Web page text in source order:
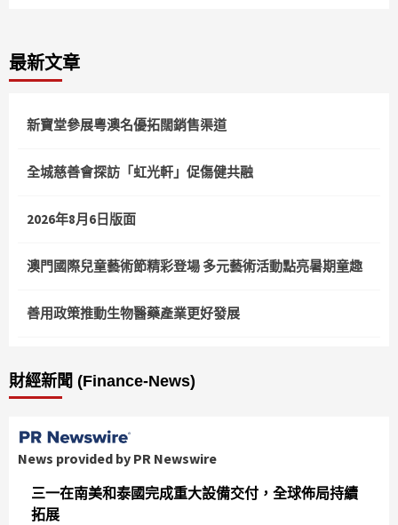
最新文章
新寶堂參展粵澳名優拓闊銷售渠道
全城慈善會探訪「虹光軒」促傷健共融
2026年8月6日版面
澳門國際兒童藝術節精彩登場 多元藝術活動點亮暑期童趣
善用政策推動生物醫藥產業更好發展
財經新聞 (Finance-News)
News provided by PR Newswire
三一在南美和泰國完成重大設備交付，全球佈局持續
拓展